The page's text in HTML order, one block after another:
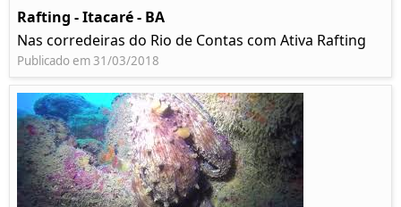
Rafting - Itacaré - BA
Nas corredeiras do Rio de Contas com Ativa Rafting
Publicado em 31/03/2018